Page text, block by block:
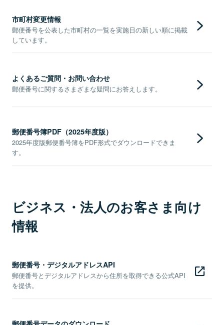
市町村変更情報
郵便番号を公表した市町村の一覧を実施日の新しい順に掲載
しています。
よくあるご質問・お問い合わせ
郵便番号に関するさまざまな疑問にお答えします。
郵便番号簿PDF（2025年度版）
2025年度版郵便番号簿をPDF形式でダウンロードできま
す。
ビジネス・法人のお客さま向け
情報
郵便番号・デジタルアドレスAPI
郵便番号とデジタルアドレスから住所を取得できる公式API
を提供。